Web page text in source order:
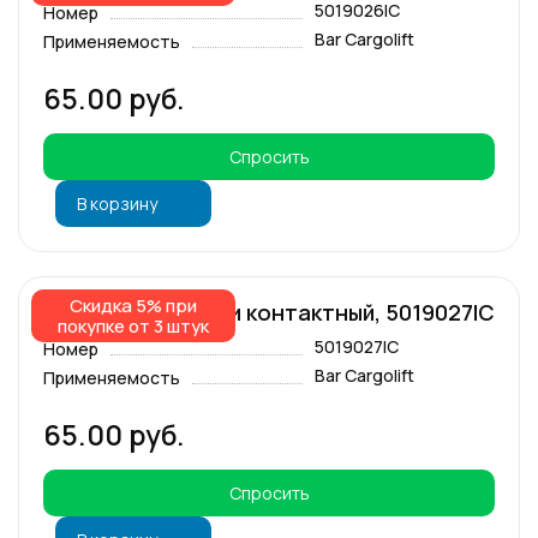
Номер
5019026IC
Применяемость
Bar Cargolift
65.00 руб.
Спросить
В корзину
Скидка 5% при
покупке от 3 штук
Разъём Molex 6-ти контактный, 5019027IC
Номер
5019027IC
Применяемость
Bar Cargolift
65.00 руб.
Спросить